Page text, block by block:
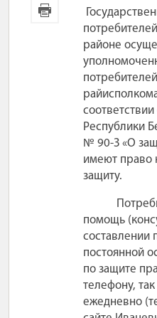
районе
соответствии
Республики
№ 90-З «О
имеют право
защиту.
помощь
составлении
постоянной
по защите
телефону,
ежедневно